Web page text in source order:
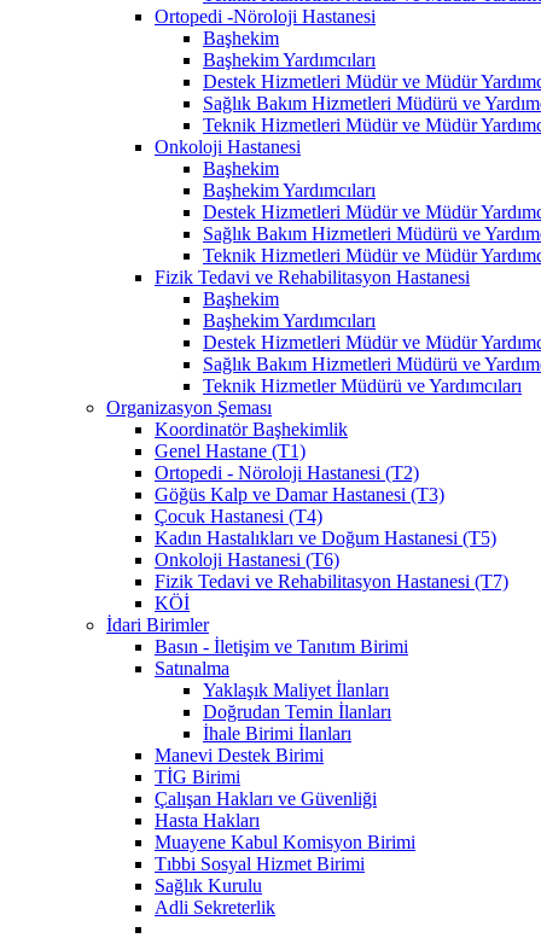
Ortopedi -Nöroloji Hastanesi
Başhekim
Başhekim Yardımcıları
Destek Hizmetleri Müdür ve Müdür
Sağlık Bakım Hizmetleri Müdürü ve
Teknik Hizmetleri Müdür ve Müdür
Onkoloji Hastanesi
Başhekim
Başhekim Yardımcıları
Destek Hizmetleri Müdür ve Müdür
Sağlık Bakım Hizmetleri Müdürü ve
Teknik Hizmetleri Müdür ve Müdür
Fizik Tedavi ve Rehabilitasyon Hastanesi
Başhekim
Başhekim Yardımcıları
Destek Hizmetleri Müdür ve Müdür
Sağlık Bakım Hizmetleri Müdürü ve
Teknik Hizmetler Müdürü ve Yardımcıları
Organizasyon Şeması
Koordinatör Başhekimlik
Genel Hastane (T1)
Ortopedi - Nöroloji Hastanesi (T2)
Göğüs Kalp ve Damar Hastanesi (T3)
Çocuk Hastanesi (T4)
Kadın Hastalıkları ve Doğum Hastanesi (T5)
Onkoloji Hastanesi (T6)
Fizik Tedavi ve Rehabilitasyon Hastanesi (T7)
KÖİ
İdari Birimler
Basın - İletişim ve Tanıtım Birimi
Satınalma
Yaklaşık Maliyet İlanları
Doğrudan Temin İlanları
İhale Birimi İlanları
Manevi Destek Birimi
TİG Birimi
Çalışan Hakları ve Güvenliği
Hasta Hakları
Muayene Kabul Komisyon Birimi
Tıbbi Sosyal Hizmet Birimi
Sağlık Kurulu
Adli Sekreterlik